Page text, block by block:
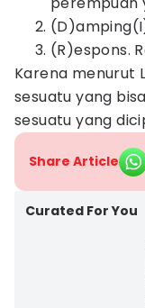
(R)espons.
Karena menurut
sesuatu yang
sesuatu yang
Share Article
Curated For You